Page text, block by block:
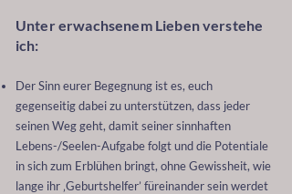
Unter erwachsenem Lieben verstehe
ich:
Der Sinn eurer Begegnung ist es, euch
gegenseitig dabei zu unterstützen, dass jeder
seinen Weg geht, damit seiner sinnhaften
Lebens-/Seelen-Aufgabe folgt und die Potentiale
in sich zum Erblühen bringt, ohne Gewissheit, wie
lange ihr ‚Geburtshelfer’ füreinander sein werdet